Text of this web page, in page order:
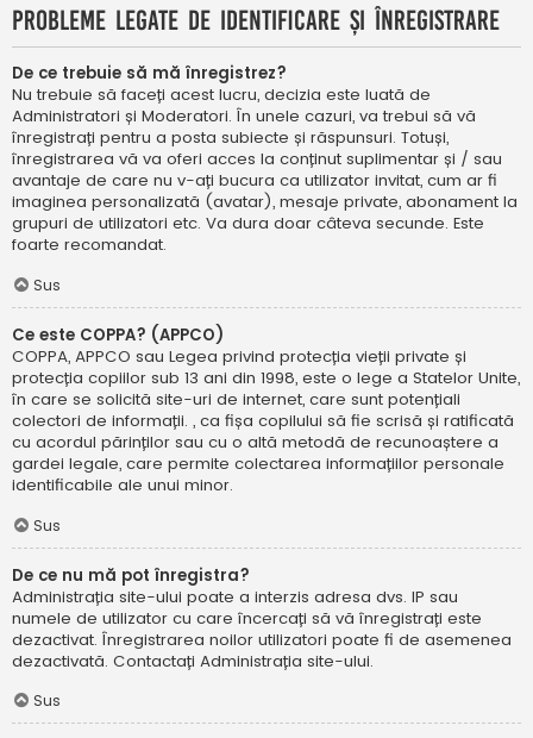
Probleme legate de identificare și înregistrare
De ce trebuie să mă înregistrez?
Nu trebuie să faceți acest lucru, decizia este luată de
Administratori și Moderatori. În unele cazuri, va trebui să vă
înregistrați pentru a posta subiecte și răspunsuri. Totuși,
înregistrarea vă va oferi acces la conținut suplimentar și / sau
avantaje de care nu v-ați bucura ca utilizator invitat, cum ar fi
imaginea personalizată (avatar), mesaje private, abonament la
grupuri de utilizatori etc. Va dura doar câteva secunde. Este
foarte recomandat.
Sus
Ce este COPPA? (APPCO)
COPPA, APPCO sau Legea privind protecția vieții private și
protecția copiilor sub 13 ani din 1998, este o lege a Statelor Unite,
în care se solicită site-uri de internet, care sunt potențiali
colectori de informații. , ca fișa copilului să fie scrisă și ratificată
cu acordul părinților sau cu o altă metodă de recunoaștere a
gardei legale, care permite colectarea informațiilor personale
identificabile ale unui minor.
Sus
De ce nu mă pot înregistra?
Administrația site-ului poate a interzis adresa dvs. IP sau
numele de utilizator cu care încercați să vă înregistrați este
dezactivat. Înregistrarea noilor utilizatori poate fi de asemenea
dezactivată. Contactați Administrația site-ului.
Sus